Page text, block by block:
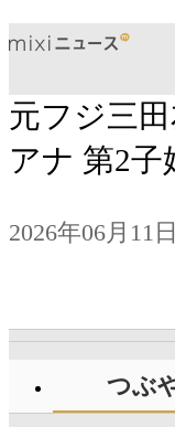
元フジ三
アナ 第2子
2026年06月11
つぶ